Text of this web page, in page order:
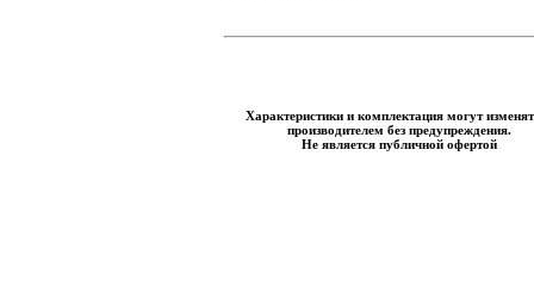
Характеристики и комплектация могут
производителем без предупреждения.
Не является публичной офертой